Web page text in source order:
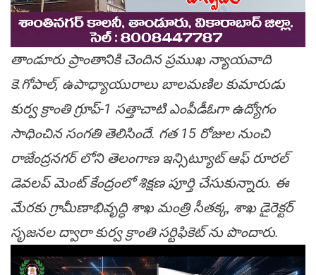
తాండూరు ప్రాంతానికి చెందిన ప్రముఖ న్యాయవాది
కె.గోపాల్, ఉపాధ్యాయురాలు బాలమణిల కుమారుడు
కుర్వ క్రాంతి గ్రూప్-1 సత్తాచాటి ఎంపీడీఓగా ఉద్యోగం
సాధించిన సంగతి తెలిసిందే. గత 15 రోజుల నుంచి
రాజేంద్రనగర్ లోని తెలంగాణ ఇన్సిట్యూట్ ఆఫ్ రూరల్
డెవలప్ మెంట్ కేంద్రంలో శిక్షణ పూర్తి చేసుకున్నారు. ఈ
మేరకు గ్రామీణాభివృద్ధి శాఖ మంత్రి సీతక్క, శాఖ డైరెక్టర్
సృజనల ద్వారా కుర్వ క్రాంతి సర్టిఫికెట్ ను పొందారు.